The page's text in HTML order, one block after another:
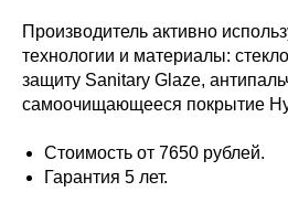
Производитель активно
технологии и материалы:
защиту Sanitary Glaze,
самоочищающееся покрытие
Стоимость от 7650 рублей.
Гарантия 5 лет.